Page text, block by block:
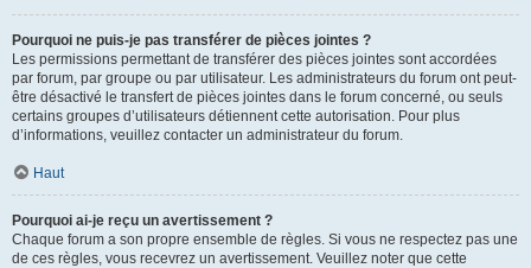
Pourquoi ne puis-je pas transférer de pièces jointes ?
Les permissions permettant de transférer des pièces jointes sont accordées
par forum, par groupe ou par utilisateur. Les administrateurs du forum ont peut-
être désactivé le transfert de pièces jointes dans le forum concerné, ou seuls
certains groupes d’utilisateurs détiennent cette autorisation. Pour plus
d’informations, veuillez contacter un administrateur du forum.
Haut
Pourquoi ai-je reçu un avertissement ?
Chaque forum a son propre ensemble de règles. Si vous ne respectez pas une
de ces règles, vous recevrez un avertissement. Veuillez noter que cette